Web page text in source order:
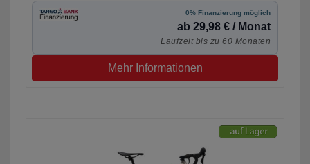
0% Finanzierung möglich
ab 29,98 € / Monat
Laufzeit bis zu 60 Monaten
Mehr Informationen